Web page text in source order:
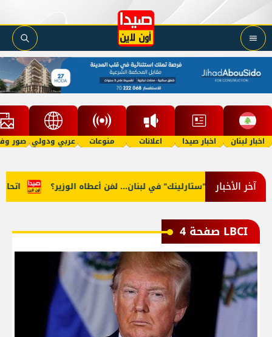
اخبار لبنان اخبار صيدا اعلانات منوعات عربي ودولي صور
آخر الأخبار اتحاد النقل "ستارلينك" في لبنان... لمَن أعطاه الوزير؟
LBCI صفحة 4